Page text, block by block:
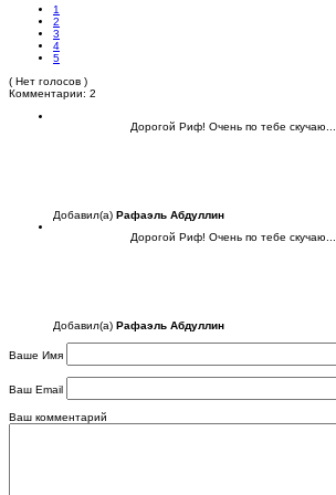
1
2
3
4
5
( Нет голосов )
Комментарии: 2
Дорогой Риф! Очень по тебе скучаю...
Добавил(а) Рафаэль Абдуллин
Дорогой Риф! Очень по тебе скучаю...
Добавил(а) Рафаэль Абдуллин
Ваше Имя
Ваш Email
Ваш комментарий